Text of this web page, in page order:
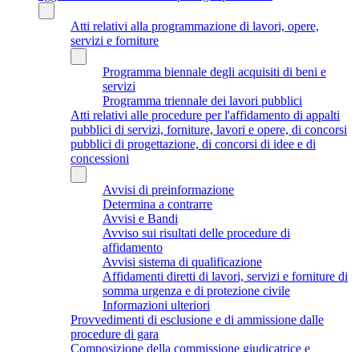
Atti relativi alla programmazione di lavori, opere,
servizi e forniture
Programma biennale degli acquisiti di beni e
servizi
Programma triennale dei lavori pubblici
Atti relativi alle procedure per l'affidamento di appalti
pubblici di servizi, forniture, lavori e opere, di concorsi
pubblici di progettazione, di concorsi di idee e di
concessioni
Avvisi di preinformazione
Determina a contrarre
Avvisi e Bandi
Avviso sui risultati delle procedure di
affidamento
Avvisi sistema di qualificazione
Affidamenti diretti di lavori, servizi e forniture di
somma urgenza e di protezione civile
Informazioni ulteriori
Provvedimenti di esclusione e di ammissione dalle
procedure di gara
Composizione della commissione giudicatrice e